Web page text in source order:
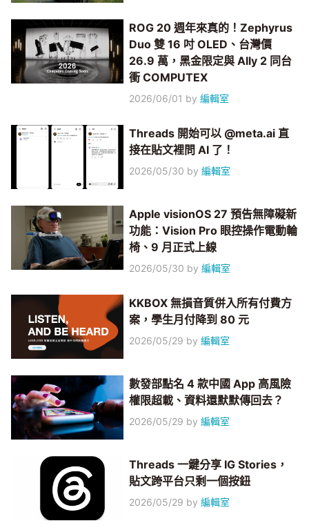
ROG 20 週年來真的！Zephyrus
Duo 雙 16 吋 OLED、台灣價
26.9 萬，黑金限定與 Ally 2 同台
衝 COMPUTEX
2026/06/01 by編輯室
Threads 開始可以 @meta.ai 直
接在貼文裡問 AI 了！
2026/05/30 by編輯室
Apple visionOS 27 預告無障礙新
功能：Vision Pro 眼控操作電動輪
椅、9 月正式上線
2026/05/30 by編輯室
KKBOX 無損音質併入所有付費方
案，學生月付降到 80 元
2026/05/29 by編輯室
數發部點名 4 款中國 App 高風險
權限超載、資料還默默傳回去？
2026/05/29 by編輯室
Threads 一鍵分享 IG Stories，
貼文跨平台只剩一個按鈕
2026/05/29 by編輯室